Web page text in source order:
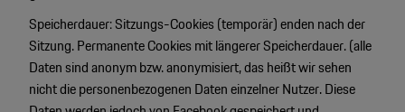
Speicherdauer: Sitzungs-Cookies (temporär) enden nach der
Sitzung. Permanente Cookies mit längerer Speicherdauer. (alle
Daten sind anonym bzw. anonymisiert, das heißt wir sehen
nicht die personenbezogenen Daten einzelner Nutzer. Diese